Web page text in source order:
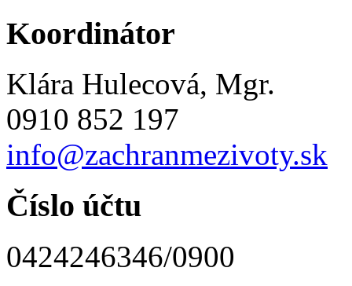
Koordinátor
Klára Hulecová, Mgr.
0910 852 197
info@zachranmezivoty.sk
Číslo účtu
0424246346/0900